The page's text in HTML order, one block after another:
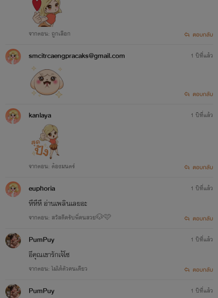
จากตอน: ถูกเลือก ตอบกลับ
smcitrcaengpracaks@gmail.com 1 ปีที่แล้ว
ตอบกลับ
kanlaya
จากตอน: ต้องมนตร์
1 ปีที่แล้ว
ตอบกลับ
euphoria
หึหึหึ อ่านเพลินเลยอะ
จากตอน: สวัสดีครับพี่คนสวย🐶🩷
1 ปีที่แล้ว
ตอบกลับ
PumPuy
อีคุณเขารักเจ้โซ
จากตอน: ไม่ได้ตัวคนเดียว
1 ปีที่แล้ว
ตอบกลับ
PumPuy 1 ปีที่แล้ว